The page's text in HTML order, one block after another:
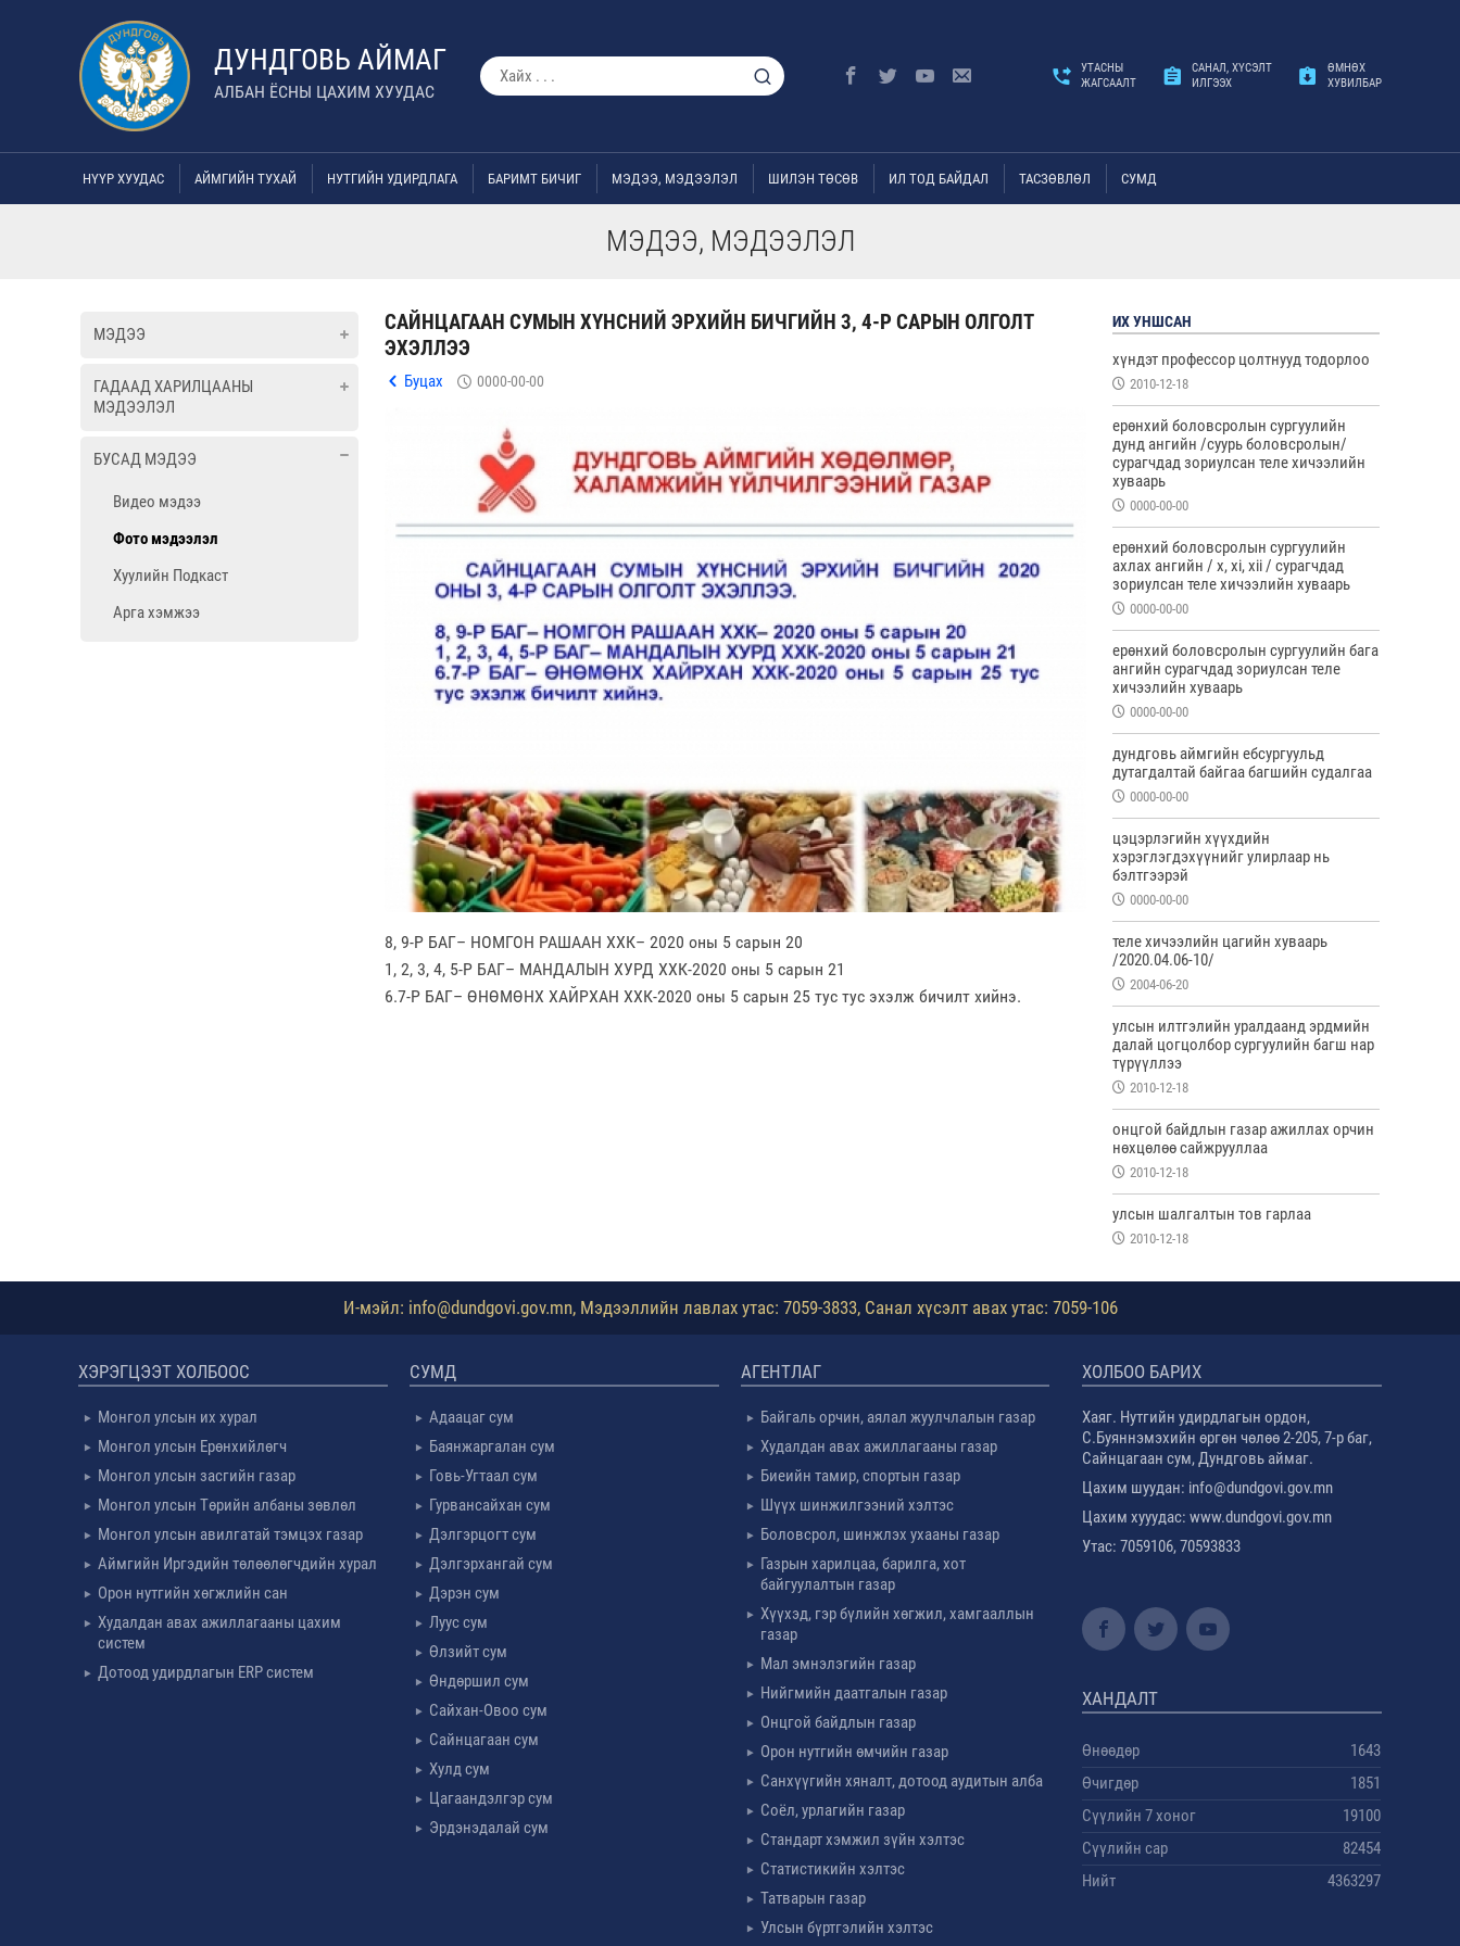
ДУНДГОВЬ АЙМАГ
АЛБАН ЁСНЫ ЦАХИМ ХУУДАС
УТАСНЫ
ЖАГСААЛТ
САНАЛ, ХҮСЭЛТ
ИЛГЭЭХ
ӨМНӨХ
ХУВИЛБАР
НҮҮР ХУУДАС АЙМГИЙН ТУХАЙ НУТГИЙН УДИРДЛАГА БАРИМТ БИЧИГ МЭДЭЭ, МЭДЭЭЛЭЛ ШИЛЭН ТӨСӨВ ИЛ ТОД БАЙДАЛ ТАСЗӨВЛӨЛ СУМД
МЭДЭЭ, МЭДЭЭЛЭЛ
МЭДЭЭ
ГАДААД ХАРИЛЦААНЫ
МЭДЭЭЛЭЛ
БУСАД МЭДЭЭ
Видео мэдээ
Фото мэдээлэл
Хуулийн Подкаст
Арга хэмжээ
САЙНЦАГААН СУМЫН ХҮНСНИЙ ЭРХИЙН БИЧГИЙН 3, 4-Р САРЫН ОЛГОЛТ
ЭХЭЛЛЭЭ
Буцах 0000-00-00
8, 9-Р БАГ– НОМГОН РАШААН ХХК– 2020 оны 5 сарын 20
1, 2, 3, 4, 5-Р БАГ– МАНДАЛЫН ХУРД ХХК-2020 оны 5 сарын 21
6.7-Р БАГ– ӨНӨМӨНХ ХАЙРХАН ХХК-2020 оны 5 сарын 25 тус тус эхэлж бичилт хийнэ.
ИХ УНШСАН
хүндэт профессор цолтнууд тодорлоо
2010-12-18
ерөнхий боловсролын сургуулийн
дунд ангийн /суурь боловсролын/
сурагчдад зориулсан теле хичээлийн
хуваарь
0000-00-00
ерөнхий боловсролын сургуулийн
ахлах ангийн / x, xi, xii / сурагчдад
зориулсан теле хичээлийн хуваарь
0000-00-00
ерөнхий боловсролын сургуулийн бага
ангийн сурагчдад зориулсан теле
хичээлийн хуваарь
0000-00-00
дундговь аймгийн ебсургуульд
дутагдалтай байгаа багшийн судалгаа
0000-00-00
цэцэрлэгийн хүүхдийн
хэрэглэгдэхүүнийг улирлаар нь
бэлтгээрэй
0000-00-00
теле хичээлийн цагийн хуваарь
/2020.04.06-10/
2004-06-20
улсын илтгэлийн уралдаанд эрдмийн
далай цогцолбор сургуулийн багш нар
түрүүллээ
2010-12-18
онцгой байдлын газар ажиллах орчин
нөхцөлөө сайжрууллаа
2010-12-18
улсын шалгалтын тов гарлаа
2010-12-18
И-мэйл: info@dundgovi.gov.mn, Мэдээллийн лавлах утас: 7059-3833, Санал хүсэлт авах утас: 7059-106
ХЭРЭГЦЭЭТ ХОЛБООС
Монгол улсын их хурал
Монгол улсын Ерөнхийлөгч
Монгол улсын засгийн газар
Монгол улсын Төрийн албаны зөвлөл
Монгол улсын авилгатай тэмцэх газар
Аймгийн Иргэдийн төлөөлөгчдийн хурал
Орон нутгийн хөгжлийн сан
Худалдан авах ажиллагааны цахим
систем
Дотоод удирдлагын ERP систем
СУМД
Адаацаг сум
Баянжаргалан сум
Говь-Угтаал сум
Гурвансайхан сум
Дэлгэрцогт сум
Дэлгэрхангай сум
Дэрэн сум
Луус сум
Өлзийт сум
Өндөршил сум
Сайхан-Овоо сум
Сайнцагаан сум
Хулд сум
Цагаандэлгэр сум
Эрдэнэдалай сум
АГЕНТЛАГ
Байгаль орчин, аялал жуулчлалын газар
Худалдан авах ажиллагааны газар
Биеийн тамир, спортын газар
Шүүх шинжилгээний хэлтэс
Боловсрол, шинжлэх ухааны газар
Газрын харилцаа, барилга, хот
байгуулалтын газар
Хүүхэд, гэр бүлийн хөгжил, хамгааллын
газар
Мал эмнэлэгийн газар
Нийгмийн даатгалын газар
Онцгой байдлын газар
Орон нутгийн өмчийн газар
Санхүүгийн хяналт, дотоод аудитын алба
Соёл, урлагийн газар
Стандарт хэмжил зүйн хэлтэс
Статистикийн хэлтэс
Татварын газар
Улсын бүртгэлийн хэлтэс
ХОЛБОО БАРИХ
Хаяг. Нутгийн удирдлагын ордон,
С.Буяннэмэхийн өргөн чөлөө 2-205, 7-р баг,
Сайнцагаан сум, Дундговь аймаг.
Цахим шуудан: info@dundgovi.gov.mn
Цахим хууудас: www.dundgovi.gov.mn
Утас: 7059106, 70593833
ХАНДАЛТ
Өнөөдөр
1643
Өчигдөр
1851
Сүүлийн 7 хоног
19100
Сүүлийн сар
82454
Нийт
4363297